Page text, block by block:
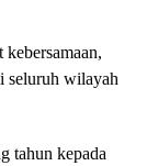
seluruh wilayah
tahun kepada